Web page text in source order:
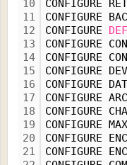
10
11
12
13
14
15
16
17
18
19
20
21
CONFIGURE
CONFIGURE
CONFIGURE
CONFIGURE
CONFIGURE
CONFIGURE
CONFIGURE
CONFIGURE
CONFIGURE
CONFIGURE
CONFIGURE
CONFIGURE